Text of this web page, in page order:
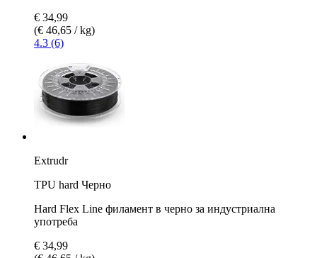
€ 34,99
(€ 46,65 / kg)
4.3 (6)
Extrudr
TPU hard Черно
Hard Flex Line филамент в черно за индустриална
употреба
€ 34,99